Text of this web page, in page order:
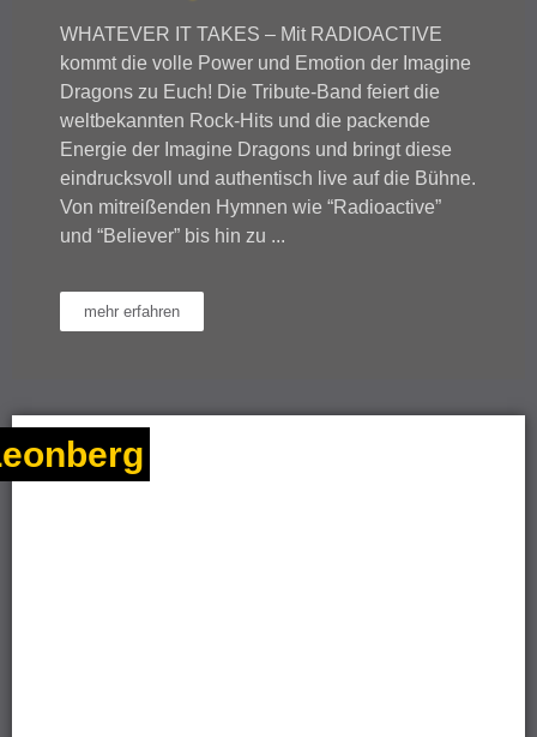
WHATEVER IT TAKES – Mit RADIOACTIVE
kommt die volle Power und Emotion der Imagine
Dragons zu Euch! Die Tribute-Band feiert die
weltbekannten Rock-Hits und die packende
Energie der Imagine Dragons und bringt diese
eindrucksvoll und authentisch live auf die Bühne.
Von mitreißenden Hymnen wie “Radioactive”
und “Believer” bis hin zu ...
mehr erfahren